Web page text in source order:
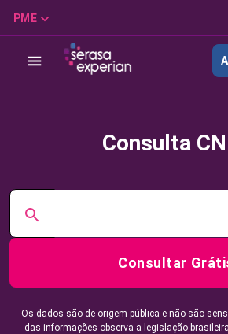
PME
Consulta
Consultar
Os dados são de origem pública e não são
das informações observa a legislação